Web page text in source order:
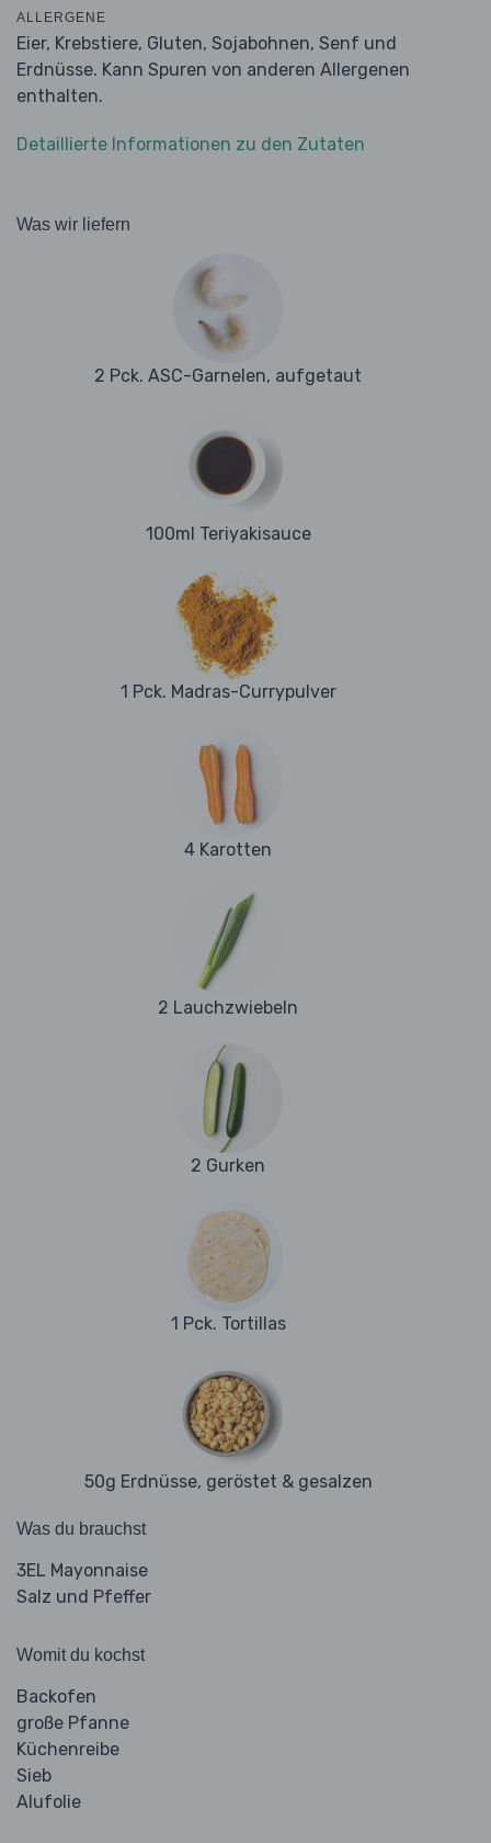
ALLERGENE
Eier, Krebstiere, Gluten, Sojabohnen, Senf und
Erdnüsse. Kann Spuren von anderen Allergenen
enthalten.
Detaillierte Informationen zu den Zutaten
Was wir liefern
2 Pck. ASC-Garnelen, aufgetaut
100ml Teriyakisauce
1 Pck. Madras-Currypulver
4 Karotten
2 Lauchzwiebeln
2 Gurken
1 Pck. Tortillas
50g Erdnüsse, geröstet & gesalzen
Was du brauchst
3EL Mayonnaise
Salz und Pfeffer
Womit du kochst
Backofen
große Pfanne
Küchenreibe
Sieb
Alufolie